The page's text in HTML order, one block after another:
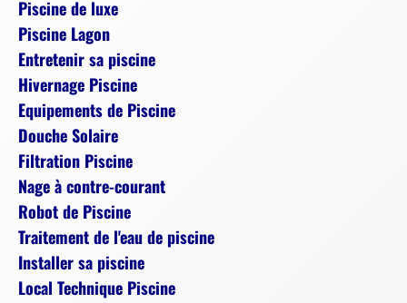
Piscine de luxe
Piscine Lagon
Entretenir sa piscine
Hivernage Piscine
Equipements de Piscine
Douche Solaire
Filtration Piscine
Nage à contre-courant
Robot de Piscine
Traitement de l'eau de piscine
Installer sa piscine
Local Technique Piscine